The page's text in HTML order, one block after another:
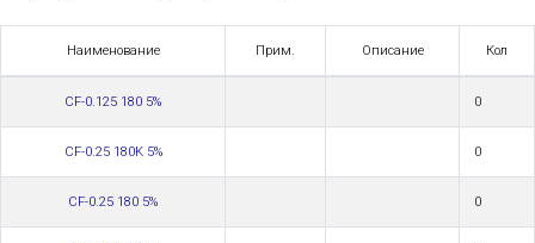
Наименование Прим. Описание Кол
CF-0.125 180 5% 0
CF-0.25 180K 5% 0
CF-0.25 180 5% 0